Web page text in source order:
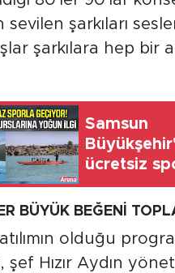
sevilen şarkıları
şarkılara hep bir
Samsun
ücretsiz
BÜYÜK BEĞENİ
olduğu
Hızır Aydın